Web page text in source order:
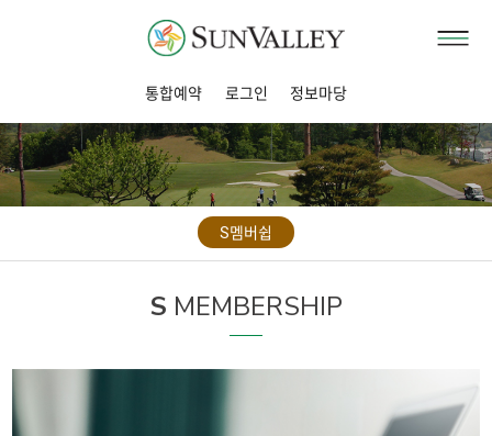
통합예약 로그인 정보마당
S멤버쉽
S MEMBERSHIP